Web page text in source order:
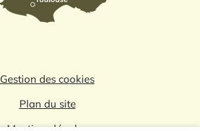
Gestion des cookies
Plan du site